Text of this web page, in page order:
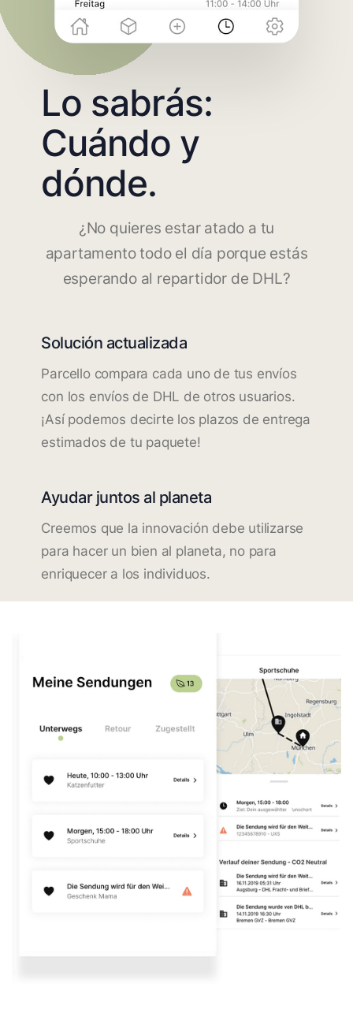
Lo sabrás:
Cuándo y
dónde.
¿No quieres estar atado a tu
apartamento todo el día porque estás
esperando al repartidor de DHL?
Solución actualizada
Parcello compara cada uno de tus envíos
con los envíos de DHL de otros usuarios.
¡Así podemos decirte los plazos de entrega
estimados de tu paquete!
Ayudar juntos al planeta
Creemos que la innovación debe utilizarse
para hacer un bien al planeta, no para
enriquecer a los individuos.